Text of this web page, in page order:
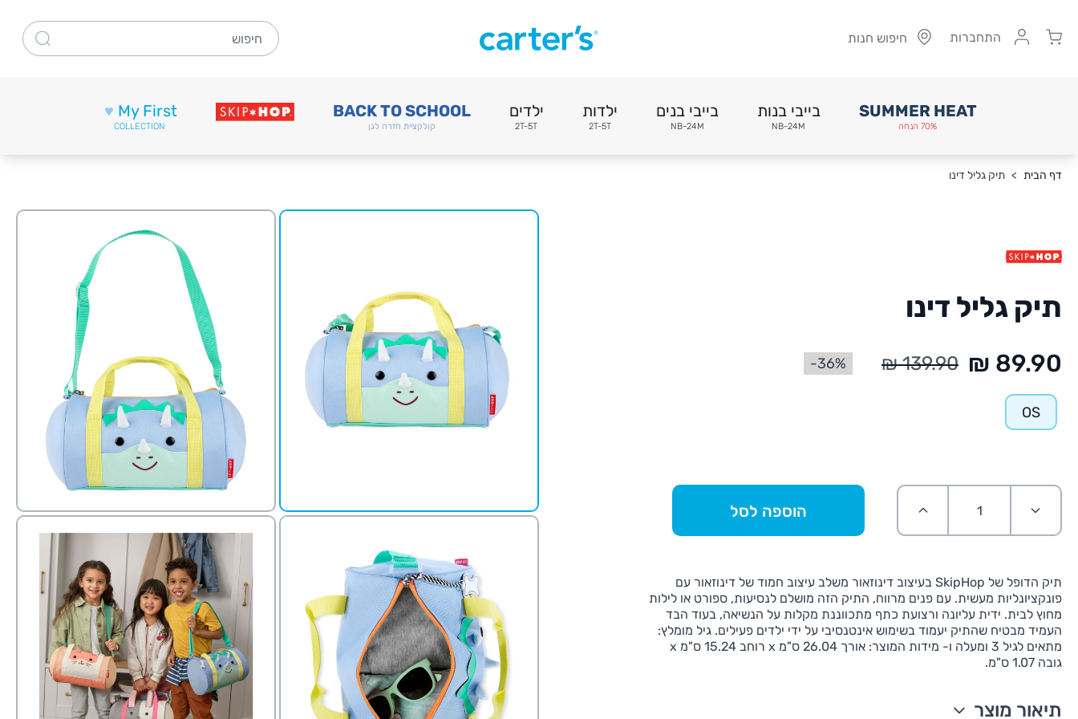
Cart התחברות חיפוש חנות
חיפוש
SUMMER HEAT
70% הנחה
בייבי בנות
NB-24M
בייבי בנים
NB-24M
ילדות
2T-5T
ילדים
2T-5T
BACK TO SCHOOL
קולקציית חזרה לגן
My First
♥
COLLECTION
דף הבית > תיק גליל דינו
תיק גליל דינו
36%-
OS
הוספה לסל
תיק הדופל של SkipHop בעיצוב דינוזאור משלב עיצוב חמוד של דינוזאור עם
פונקציונליות מעשית. עם פנים מרווח, התיק הזה מושלם לנסיעות, ספורט או לילות
מחוץ לבית. ידית עליונה ורצועת כתף מתכווננת מקלות על הנשיאה, בעוד הבד
העמיד מבטיח שהתיק יעמוד בשימוש אינטנסיבי על ידי ילדים פעילים. גיל מומלץ:
מתאים לגיל 3 ומעלה ו- מידות המוצר: אורך 26.04 ס"מ x רוחב 15.24 ס"מ x
גובה 1.07 ס"מ.
תיאור מוצר